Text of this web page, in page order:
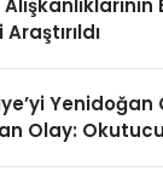
Yenidoğan
Olay: